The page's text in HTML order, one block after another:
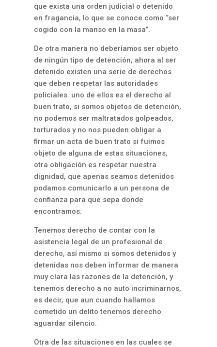
que exista una orden judicial o detenido
en fragancia, lo que se conoce como “ser
cogido con la manso en la masa”.
De otra manera no deberíamos ser objeto
de ningún tipo de detención, ahora al ser
detenido existen una serie de derechos
que deben respetar las autoridades
policiales. uno de ellos es el derecho al
buen trato, si somos objetos de detención,
no podemos ser maltratados golpeados,
torturados y no nos pueden obligar a
firmar un acta de buen trato si fuimos
objeto de alguna de estas situaciones,
otra obligación es respetar nuestra
dignidad, que apenas seamos detenidos
podamos comunicarlo a un persona de
confianza para que sepa donde
encontramos.
Tenemos derecho de contar con la
asistencia legal de un profesional de
derecho, así mismo si somos detenidos y
detenidas nos deben informar de manera
muy clara las razones de la detención, y
tenemos derecho a no auto incriminarnos,
es decir, que aun cuando hallamos
cometido un delito tenemos derecho
aguardar silencio.
Otra de las situaciones en las cuales se